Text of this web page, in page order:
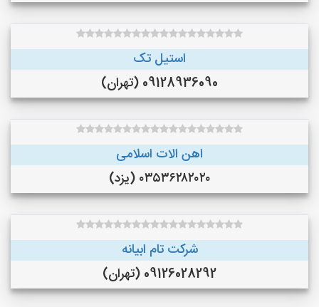
استیل تک
09128936090 (تهران)
اهن الات اسلامی
۰۳۵۳۶۲۸۲۰۲۰ (یزد)
شرکت تام ابیانه
09126028292 (تهران)